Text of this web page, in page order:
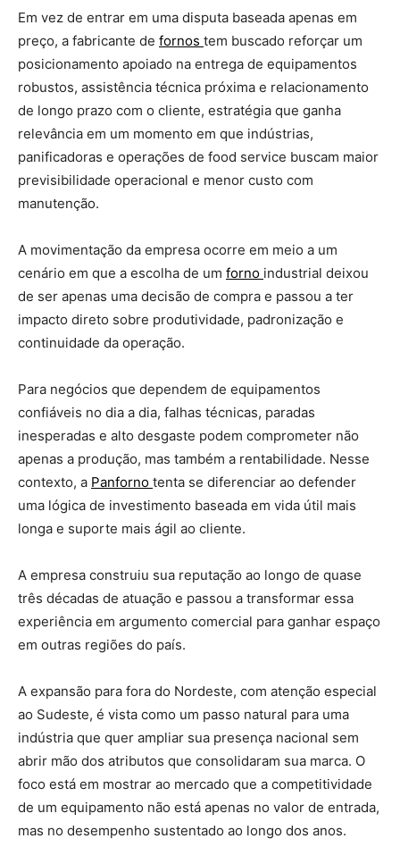
Em vez de entrar em uma disputa baseada apenas em
preço, a fabricante de fornos tem buscado reforçar um
posicionamento apoiado na entrega de equipamentos
robustos, assistência técnica próxima e relacionamento
de longo prazo com o cliente, estratégia que ganha
relevância em um momento em que indústrias,
panificadoras e operações de food service buscam maior
previsibilidade operacional e menor custo com
manutenção.
A movimentação da empresa ocorre em meio a um
cenário em que a escolha de um forno industrial deixou
de ser apenas uma decisão de compra e passou a ter
impacto direto sobre produtividade, padronização e
continuidade da operação.
Para negócios que dependem de equipamentos
confiáveis no dia a dia, falhas técnicas, paradas
inesperadas e alto desgaste podem comprometer não
apenas a produção, mas também a rentabilidade. Nesse
contexto, a Panforno tenta se diferenciar ao defender
uma lógica de investimento baseada em vida útil mais
longa e suporte mais ágil ao cliente.
A empresa construiu sua reputação ao longo de quase
três décadas de atuação e passou a transformar essa
experiência em argumento comercial para ganhar espaço
em outras regiões do país.
A expansão para fora do Nordeste, com atenção especial
ao Sudeste, é vista como um passo natural para uma
indústria que quer ampliar sua presença nacional sem
abrir mão dos atributos que consolidaram sua marca. O
foco está em mostrar ao mercado que a competitividade
de um equipamento não está apenas no valor de entrada,
mas no desempenho sustentado ao longo dos anos.